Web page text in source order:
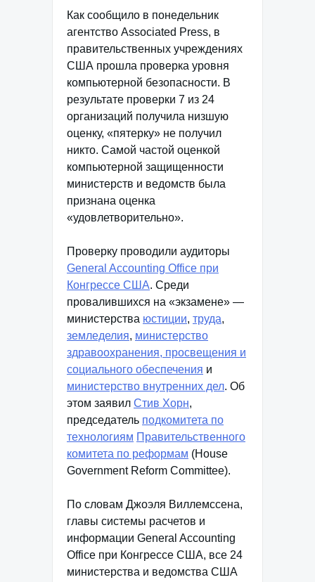
Как сообщило в понедельник
агентство Associated Press, в
правительственных учреждениях
США прошла проверка уровня
компьютерной безопасности. В
результате проверки 7 из 24
организаций получила низшую
оценку, «пятерку» не получил
никто. Самой частой оценкой
компьютерной защищенности
министерств и ведомств была
признана оценка
«удовлетворительно».
Проверку проводили аудиторы
General Accounting Office при
Конгрессе США. Среди
провалившихся на «экзамене» —
министерства юстиции, труда,
земледелия, министерство
здравоохранения, просвещения и
социального обеспечения и
министерство внутренних дел. Об
этом заявил Стив Хорн,
председатель подкомитета по
технологиям Правительственного
комитета по реформам (House
Government Reform Committee).
По словам Джоэля Виллемссена,
главы системы расчетов и
информации General Accounting
Office при Конгрессе США, все 24
министерства и ведомства США